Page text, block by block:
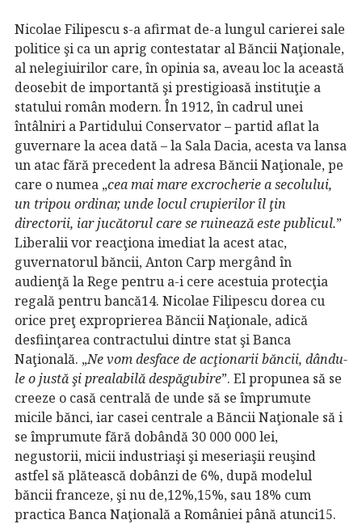
Nicolae Filipescu s-a afirmat de-a lungul carierei sale
politice şi ca un aprig contestatar al Băncii Naţionale,
al nelegiuirilor care, în opinia sa, aveau loc la această
deosebit de importantă şi prestigioasă instituţie a
statului român modern. În 1912, în cadrul unei
întâlniri a Partidului Conservator – partid aflat la
guvernare la acea dată – la Sala Dacia, acesta va lansa
un atac fără precedent la adresa Băncii Naţionale, pe
care o numea „cea mai mare excrocherie a secolului,
un tripou ordinar, unde locul crupierilor îl ţin
directorii, iar jucătorul care se ruinează este publicul.”
Liberalii vor reacţiona imediat la acest atac,
guvernatorul băncii, Anton Carp mergând în
audienţă la Rege pentru a-i cere acestuia protecţia
regală pentru bancă14. Nicolae Filipescu dorea cu
orice preţ exproprierea Băncii Naţionale, adică
desfiinţarea contractului dintre stat şi Banca
Naţională. „Ne vom desface de acţionarii băncii, dându-
le o justă şi prealabilă despăgubire”. El propunea să se
creeze o casă centrală de unde să se împrumute
micile bănci, iar casei centrale a Băncii Naţionale să i
se împrumute fără dobândă 30 000 000 lei,
negustorii, micii industriaşi şi meseriaşii reuşind
astfel să plătească dobânzi de 6%, după modelul
băncii franceze, şi nu de,12%,15%, sau 18% cum
practica Banca Naţională a României până atunci15.